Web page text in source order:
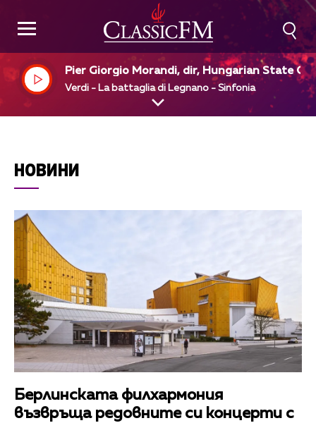
Pier Giorgio Morandi, dir, Hungarian State
a Orchestra
Verdi - La battaglia di Legnano - Sinfonia
НОВИНИ
Берлинската филхармония
възвръща редовните си концерти с